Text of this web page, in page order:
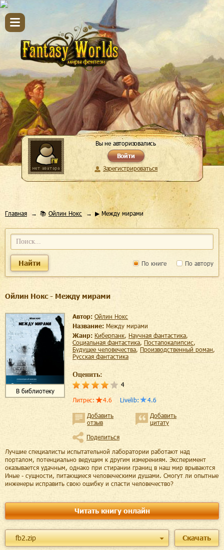
Вы не авторизовались
Войти
Зарегистрироваться
Главная 📚 Ойлин Нокс ▶ Между мирами
По книге По автору
Найти
Ойлин Нокс - Между мирами
В библиотеку
Автор: Ойлин Нокс
Название: Между мирами
Жанр:
киберпанк, научная фантастика,
социальная фантастика, постапокалипсис,
будущее человечества, производственный роман,
русская фантастика
Оценить:
4
Литрес: 4.6 Livelib: 4.6
Добавить
отзыв
Добавить
цитату
Поделиться
Лучшие специалисты испытательной лаборатории работают над
порталом, потенциально ведущим к другим измерениям. Эксперимент
оказывается удачным, однако при стирании границ в наш мир врываются
Иные - сущности, питающиеся человеческими душами. Смогут ли опытные
инженеры исправить свою ошибку и спасти человечество?
Читать книгу онлайн
fb2.zip Скачать